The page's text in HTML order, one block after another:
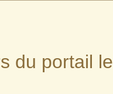
du portail